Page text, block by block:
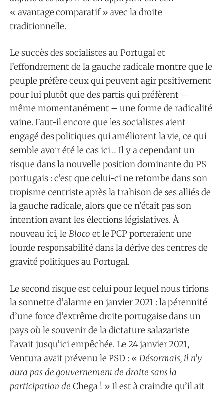
« avantage comparatif » avec la droite
traditionnelle.
Le succès des socialistes au Portugal et
l’effondrement de la gauche radicale montre que le
peuple préfère ceux qui peuvent agir positivement
pour lui plutôt que des partis qui préfèrent –
même momentanément – une forme de radicalité
vaine. Faut-il encore que les socialistes aient
engagé des politiques qui améliorent la vie, ce qui
semble avoir été le cas ici… Il y a cependant un
risque dans la nouvelle position dominante du PS
portugais : c’est que celui-ci ne retombe dans son
tropisme centriste après la trahison de ses alliés de
la gauche radicale, alors que ce n’était pas son
intention avant les élections législatives. À
nouveau ici, le Bloco et le PCP porteraient une
lourde responsabilité dans la dérive des centres de
gravité politiques au Portugal.
Le second risque est celui pour lequel nous tirions
la sonnette d’alarme en janvier 2021 : la pérennité
d’une force d’extrême droite portugaise dans un
pays où le souvenir de la dictature salazariste
l’avait jusqu’ici empêchée. Le 24 janvier 2021,
Ventura avait prévenu le PSD : « Désormais, il n’y
aura pas de gouvernement de droite sans la
participation de Chega ! » Il est à craindre qu’il ait